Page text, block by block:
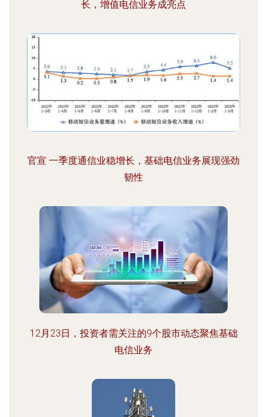
长，增值电信业务成亮点
官宣 一季度通信业稳增长，基础电信业务展现强劲
韧性
12月23日，投资者需关注的9个股市动态聚焦基础
电信业务